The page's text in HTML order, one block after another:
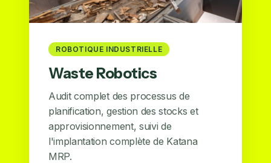
ROBOTIQUE INDUSTRIELLE
Waste Robotics
Audit complet des processus de
planification, gestion des stocks et
approvisionnement, suivi de
l'implantation complète de Katana
MRP.